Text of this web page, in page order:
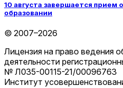
10 августа завершается прием
образовании
© 2007–2026
Лицензия на право ведения
деятельности
№ Л035-00115-21/00096763
Институт